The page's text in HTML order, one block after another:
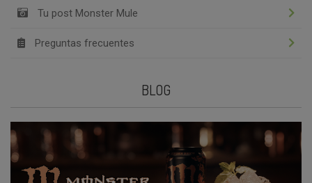
Tu post Monster Mule
Preguntas frecuentes
BLOG